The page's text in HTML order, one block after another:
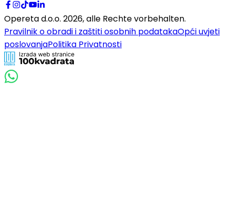
Opereta d.o.o. 2026,alle Rechte vorbehalten.
Pravilnik o obradi i zaštiti osobnih podatakaOpći uvjeti
poslovanjaPolitika Privatnosti